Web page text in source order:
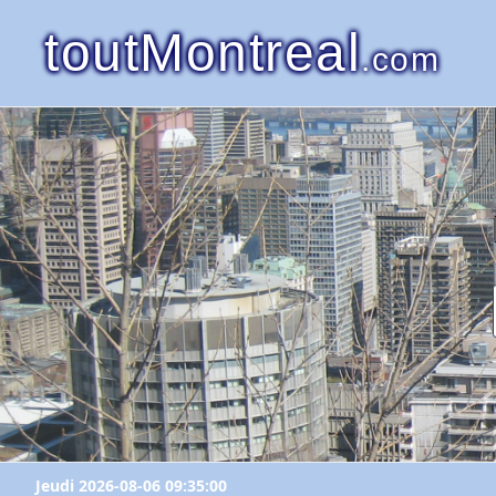
toutMontreal.com
Jeudi 2026-08-06 09:35:00